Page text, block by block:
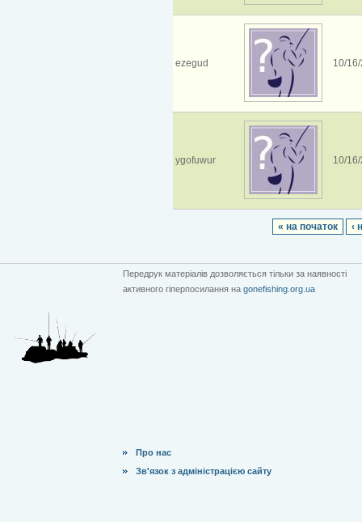
ezegud 10/
ygofuwur 10/
« на початок ‹
Передрук матеріалів дозволяється тільки за наявності
активного гіперпосилання на gonefishing.org.ua
Про нас
Зв'язок з адміністрацією сайту